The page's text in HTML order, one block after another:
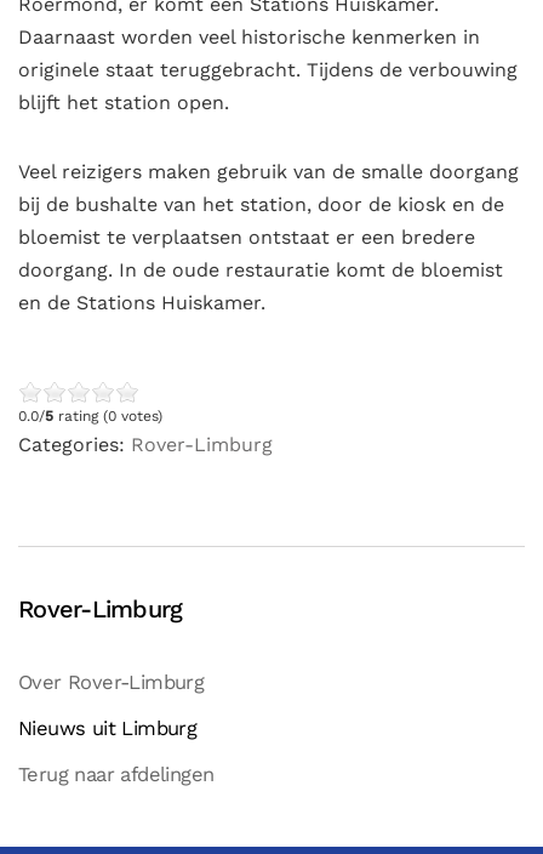
Daarnaast worden veel historische kenmerken in
originele staat teruggebracht. Tijdens de verbouwing
blijft het station open.
Veel reizigers maken gebruik van de smalle doorgang
bij de bushalte van het station, door de kiosk en de
bloemist te verplaatsen ontstaat er een bredere
doorgang. In de oude restauratie komt de bloemist
en de Stations Huiskamer.
0.0/5 rating (0 votes)
Categories: Rover-Limburg
Rover-Limburg
Over Rover-Limburg
Nieuws uit Limburg
Terug naar afdelingen